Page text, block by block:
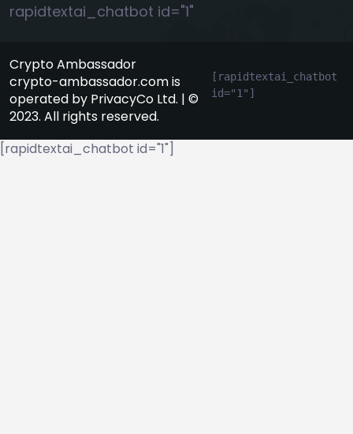
rapidtextai_chatbot id="1"
Crypto Ambassador
crypto-ambassador.com is
operated by PrivacyCo Ltd. | ©
2023. All rights reserved.
[rapidtextai_chatbot
id="1"]
[rapidtextai_chatbot id="1"]